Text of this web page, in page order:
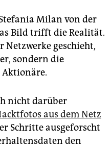
Milan von der
Bild trifft die Realität.
Netzwerke geschieht,
sondern die
nicht darüber
aus dem Netz
Schritte ausgeforscht
den